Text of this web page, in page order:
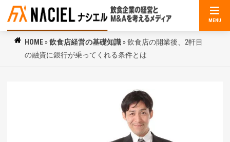
MENU
HOME »飲食店経営の基礎知識 »飲食店の開業後、2軒目
の融資に銀行が乗ってくれる条件とは